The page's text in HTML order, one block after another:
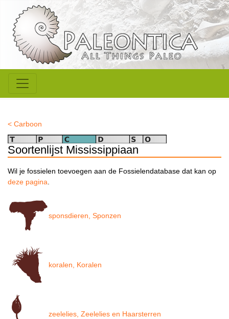
< Carboon
Soortenlijst Mississippiaan
Wil je fossielen toevoegen aan de Fossielendatabase dat kan op
deze pagina.
sponsdieren, Sponzen
koralen, Koralen
zeelelies, Zeelelies en Haarsterren